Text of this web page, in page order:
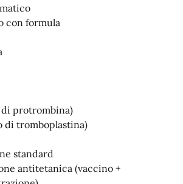
con formula
protrombina)
di tromboplastina)
standard
antitetanica (vaccino +